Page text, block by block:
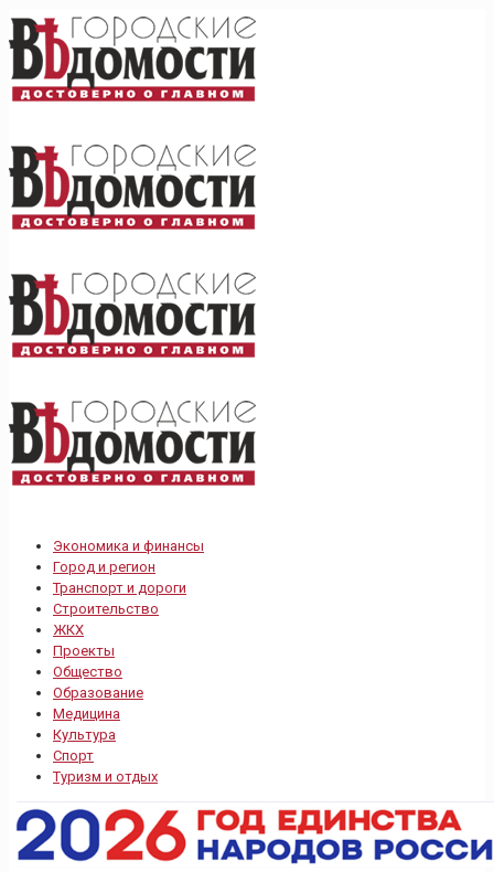
Экономика и финансы
Город и регион
Транспорт и дороги
Строительство
ЖКХ
Проекты
Общество
Образование
Медицина
Культура
Спорт
Туризм и отдых